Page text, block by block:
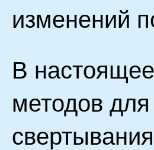
изменений
В
методов